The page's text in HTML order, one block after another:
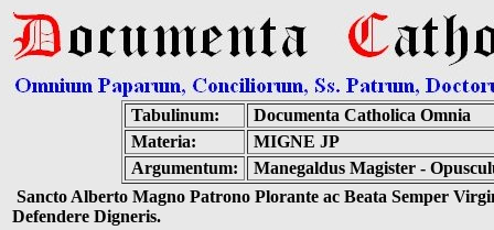
Tabulinum:
Documenta Catholica Omnia
Materia:
MIGNE JP
Argumentum:
Manegaldus Magister -
Sancto Alberto Magno Patrono Plorante ac Beata Semper
Defendere Digneris.